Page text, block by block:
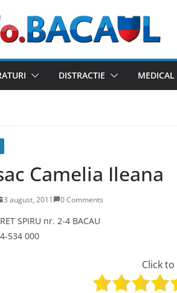
DISTRACTIE MEDICAL
Camelia Ileana
3 august, 2011 0 Comments
SPIRU nr. 2-4 BACAU
534 000
Click